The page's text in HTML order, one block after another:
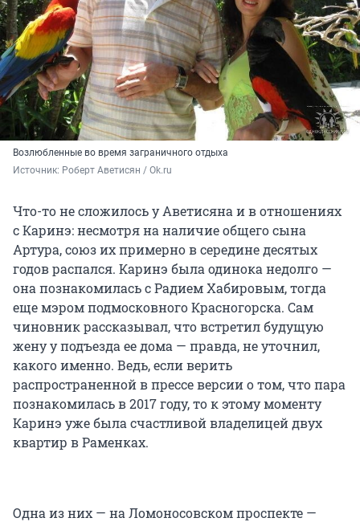
Возлюбленные во время заграничного отдыха
Источник: Роберт Аветисян / Ok.ru
Что-то не сложилось у Аветисяна и в отношениях
с Каринэ: несмотря на наличие общего сына
Артура, союз их примерно в середине десятых
годов распался. Каринэ была одинока недолго —
она познакомилась с Радием Хабировым, тогда
еще мэром подмосковного Красногорска. Сам
чиновник рассказывал, что встретил будущую
жену у подъезда ее дома — правда, не уточнил,
какого именно. Ведь, если верить
распространенной в прессе версии о том, что пара
познакомилась в 2017 году, то к этому моменту
Каринэ уже была счастливой владелицей двух
квартир в Раменках.
Одна из них — на Ломоносовском проспекте —